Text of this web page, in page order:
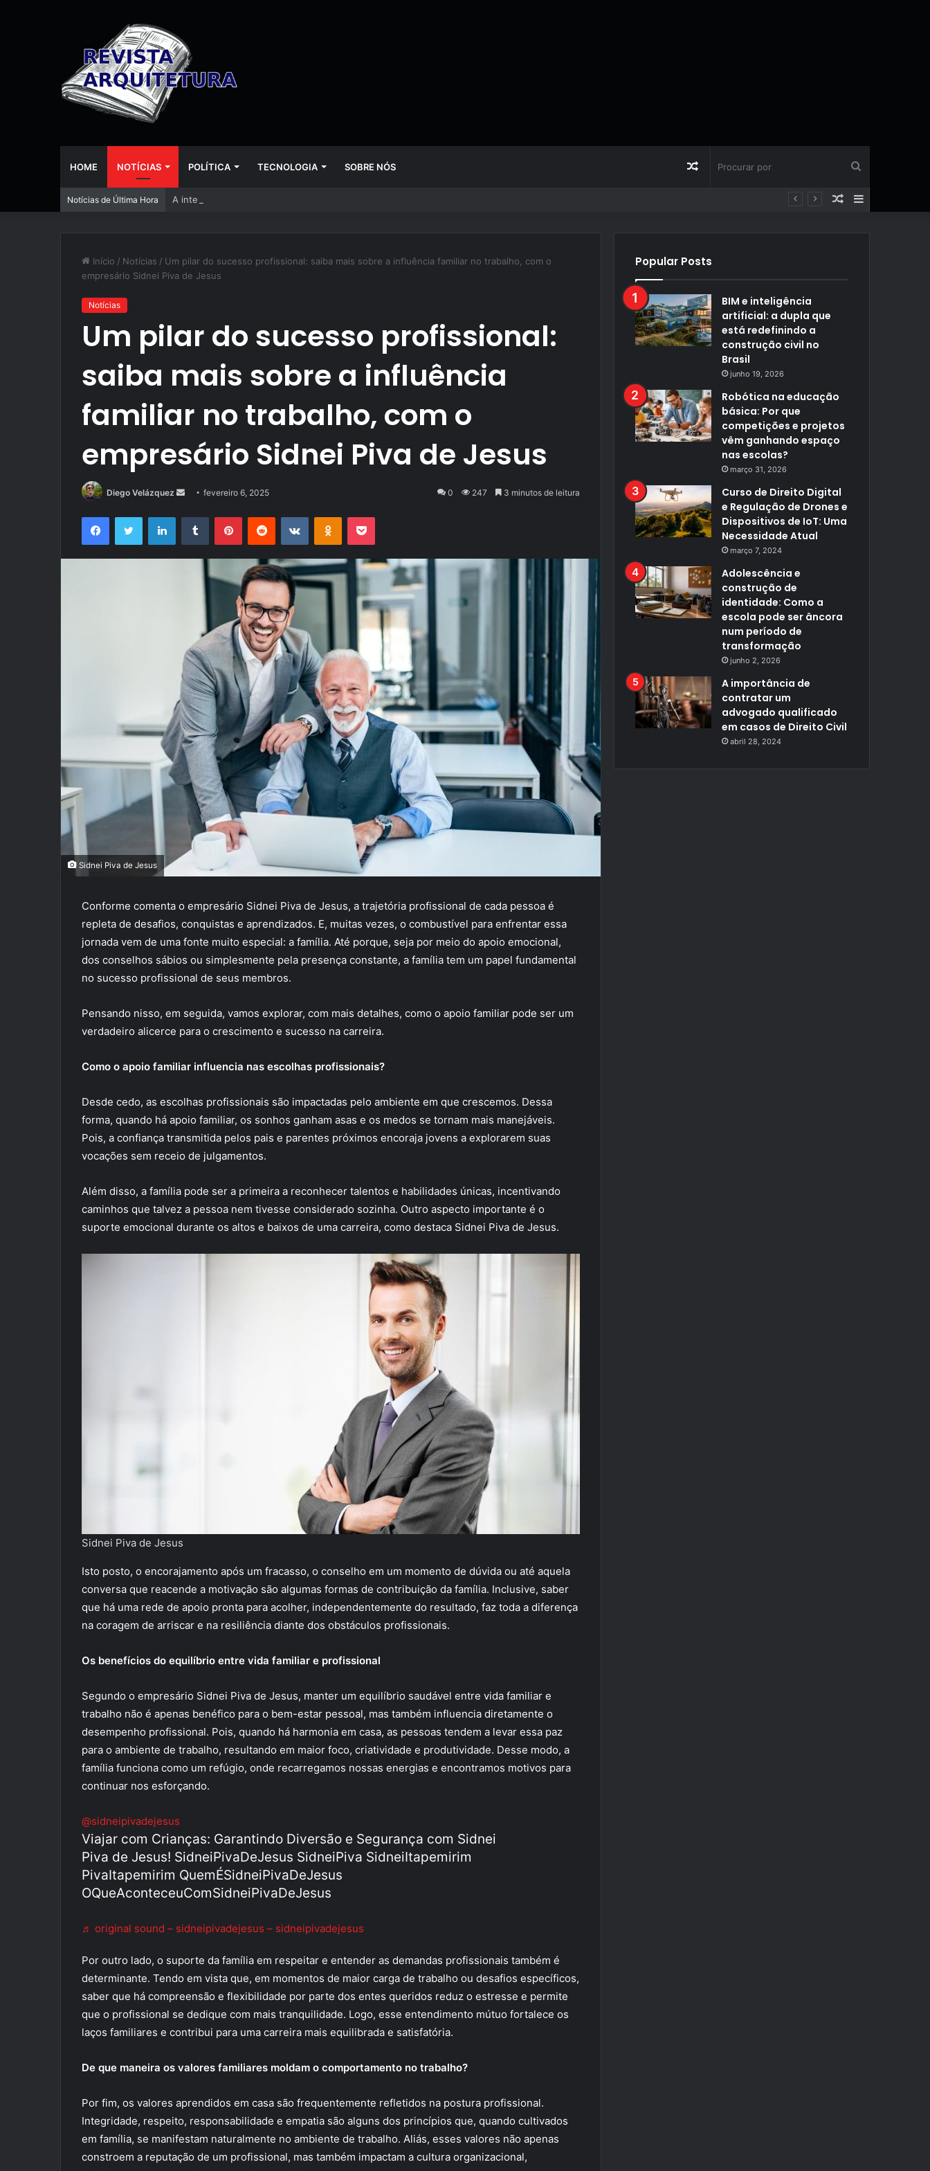
HOME NOTÍCIAS POLÍTICA TECNOLOGIA SOBRE NÓS
por
Artigo
Notícias de Última Hora A inteligência artificial está mudando empresas mais rápido do que gestores conseguem perceber
Barra
Artigo
Início / Notícias / Um pilar do sucesso profissional: saiba mais sobre a influência familiar no trabalho, com o
empresário Sidnei Piva de Jesus
Notícias
Um pilar do sucesso profissional:
saiba mais sobre a influência
familiar no trabalho, com o
empresário Sidnei Piva de Jesus
Diego Velázquez
Mandefevereiro 6, 2025 0 247 3 minutos de leitura
FacebookTwitter LinkedinTumblr PinterestReddit VK OK Pocket
Sidnei Piva de Jesus
Conforme comenta o empresário Sidnei Piva de Jesus, a trajetória profissional de cada pessoa é
repleta de desafios, conquistas e aprendizados. E, muitas vezes, o combustível para enfrentar essa
jornada vem de uma fonte muito especial: a família. Até porque, seja por meio do apoio emocional,
dos conselhos sábios ou simplesmente pela presença constante, a família tem um papel fundamental
no sucesso profissional de seus membros.
Pensando nisso, em seguida, vamos explorar, com mais detalhes, como o apoio familiar pode ser um
verdadeiro alicerce para o crescimento e sucesso na carreira.
Como o apoio familiar influencia nas escolhas profissionais?
Desde cedo, as escolhas profissionais são impactadas pelo ambiente em que crescemos. Dessa
forma, quando há apoio familiar, os sonhos ganham asas e os medos se tornam mais manejáveis.
Pois, a confiança transmitida pelos pais e parentes próximos encoraja jovens a explorarem suas
vocações sem receio de julgamentos.
Além disso, a família pode ser a primeira a reconhecer talentos e habilidades únicas, incentivando
caminhos que talvez a pessoa nem tivesse considerado sozinha. Outro aspecto importante é o
suporte emocional durante os altos e baixos de uma carreira, como destaca Sidnei Piva de Jesus.
Sidnei Piva de Jesus
Isto posto, o encorajamento após um fracasso, o conselho em um momento de dúvida ou até aquela
conversa que reacende a motivação são algumas formas de contribuição da família. Inclusive, saber
que há uma rede de apoio pronta para acolher, independentemente do resultado, faz toda a diferença
na coragem de arriscar e na resiliência diante dos obstáculos profissionais.
Os benefícios do equilíbrio entre vida familiar e profissional
Segundo o empresário Sidnei Piva de Jesus, manter um equilíbrio saudável entre vida familiar e
trabalho não é apenas benéfico para o bem-estar pessoal, mas também influencia diretamente o
desempenho profissional. Pois, quando há harmonia em casa, as pessoas tendem a levar essa paz
para o ambiente de trabalho, resultando em maior foco, criatividade e produtividade. Desse modo, a
família funciona como um refúgio, onde recarregamos nossas energias e encontramos motivos para
continuar nos esforçando.
@sidneipivadejesus
Viajar com Crianças: Garantindo Diversão e Segurança com Sidnei
Piva de Jesus! SidneiPivaDeJesus SidneiPiva SidneiItapemirim
PivaItapemirim QuemÉSidneiPivaDeJesus
OQueAconteceuComSidneiPivaDeJesus
♬ original sound – sidneipivadejesus – sidneipivadejesus
Por outro lado, o suporte da família em respeitar e entender as demandas profissionais também é
determinante. Tendo em vista que, em momentos de maior carga de trabalho ou desafios específicos,
saber que há compreensão e flexibilidade por parte dos entes queridos reduz o estresse e permite
que o profissional se dedique com mais tranquilidade. Logo, esse entendimento mútuo fortalece os
laços familiares e contribui para uma carreira mais equilibrada e satisfatória.
De que maneira os valores familiares moldam o comportamento no trabalho?
Por fim, os valores aprendidos em casa são frequentemente refletidos na postura profissional.
Integridade, respeito, responsabilidade e empatia são alguns dos princípios que, quando cultivados
em família, se manifestam naturalmente no ambiente de trabalho. Aliás, esses valores não apenas
constroem a reputação de um profissional, mas também impactam a cultura organizacional,
Popular Posts
BIM e inteligência
artificial: a dupla que
está redefinindo a
construção civil no
Brasil
junho 19, 2026
Robótica na educação
básica: Por que
competições e projetos
vêm ganhando espaço
nas escolas?
março 31, 2026
Curso de Direito Digital
e Regulação de Drones e
Dispositivos de IoT: Uma
Necessidade Atual
março 7, 2024
Adolescência e
construção de
identidade: Como a
escola pode ser âncora
num período de
transformação
junho 2, 2026
A importância de
contratar um
advogado qualificado
em casos de Direito Civil
abril 28, 2024